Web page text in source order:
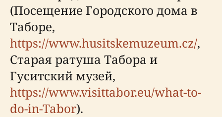
(Посещение Городского дома в
Таборе,
https://www.husitskemuzeum.cz/,
Старая ратуша Табора и
Гуситский музей,
https://www.visittabor.eu/what-to-
do-in-Tabor).